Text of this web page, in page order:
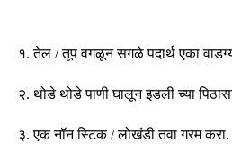
१.तेल /तूप वगळून सगळे पदार्थ एका
२. थोडे थोडे पाणी घालून इडली च्या
३.एक नॉन स्टिक/लोखंडी तवा गरम करा.